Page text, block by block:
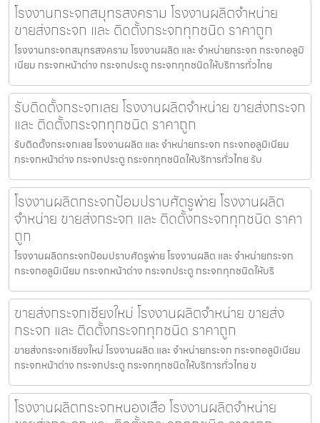
โรงงานกระจกสมุทรสงคราม โรงงานผลิตจำหน่าย
ขายส่งกระจก และ ติดตั้งกระจกทุกชนิด ราคาถูก
โรงงานกระจกสมุทรสงคราม โรงงานผลิต และ จำหน่ายกระจก กระจกอลูมิ
เนียม กระจกหน้าต่าง กระจกประตู กระจกทุกชนิดให้บริการทั่วไทย
รับติดตั้งกระจกเลย โรงงานผลิตจำหน่าย ขายส่งกระจก
และ ติดตั้งกระจกทุกชนิด ราคาถูก
รับติดตั้งกระจกเลย โรงงานผลิต และ จำหน่ายกระจก กระจกอลูมิเนียม
กระจกหน้าต่าง กระจกประตู กระจกทุกชนิดให้บริการทั่วไทย รับ
โรงงานผลิตกระจกป้อมปราบศัตรูพ่าย โรงงานผลิต
จำหน่าย ขายส่งกระจก และ ติดตั้งกระจกทุกชนิด ราคา
ถูก
โรงงานผลิตกระจกป้อมปราบศัตรูพ่าย โรงงานผลิต และ จำหน่ายกระจก
กระจกอลูมิเนียม กระจกหน้าต่าง กระจกประตู กระจกทุกชนิดให้บริ
ขายส่งกระจกเชียงใหม่ โรงงานผลิตจำหน่าย ขายส่ง
กระจก และ ติดตั้งกระจกทุกชนิด ราคาถูก
ขายส่งกระจกเชียงใหม่ โรงงานผลิต และ จำหน่ายกระจก กระจกอลูมิเนียม
กระจกหน้าต่าง กระจกประตู กระจกทุกชนิดให้บริการทั่วไทย ข
โรงงานผลิตกระจกหนองเสือ โรงงานผลิตจำหน่าย